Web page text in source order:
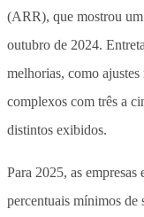
(ARR), que mostrou
outubro de 2024.
melhorias, como ajustes
complexos com três a
distintos exibidos.
Para 2025, as
percentuais mínimos de